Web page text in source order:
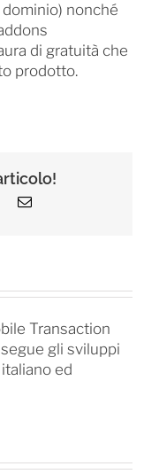
nonché
di gratuità che
prodotto.
PinterestEmail
Transaction
gli sviluppi
ed